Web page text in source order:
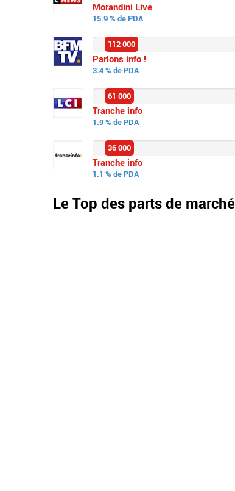
Morandini Live
15.9 % de PDA
Parlons info !
3.4 % de PDA
112 000
Tranche info
1.9 % de PDA
61 000
Tranche info
1.1 % de PDA
36 000
Le Top des parts de marché